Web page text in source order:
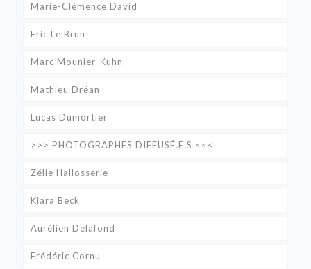
Marie-Clémence David
Eric Le Brun
Marc Mounier-Kuhn
Mathieu Dréan
Lucas Dumortier
>>> PHOTOGRAPHES DIFFUSÉ.E.S <<<
Zélie Hallosserie
Klara Beck
Aurélien Delafond
Frédéric Cornu